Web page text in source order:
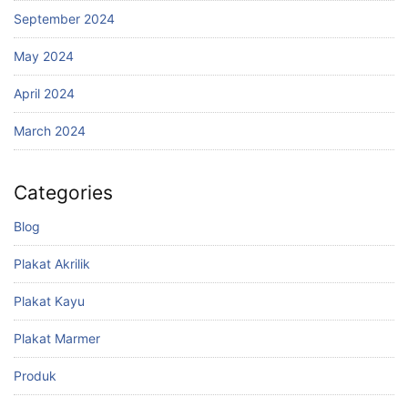
September 2024
May 2024
April 2024
March 2024
Categories
Blog
Plakat Akrilik
Plakat Kayu
Plakat Marmer
Produk